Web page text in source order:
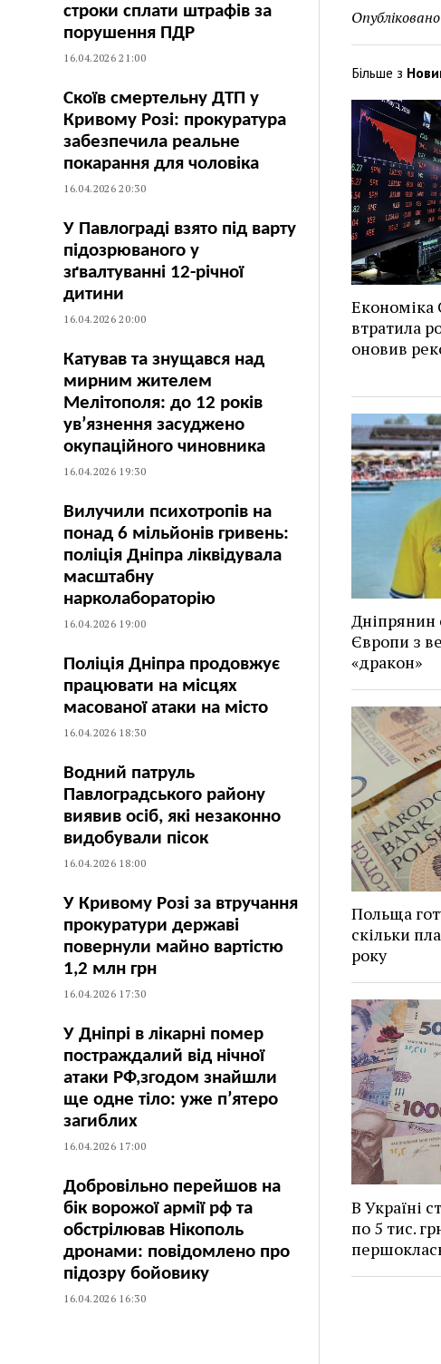
строки сплати штрафів за
порушення ПДР
16.04.2026 21:00
Скоїв смертельну ДТП у
Кривому Розі: прокуратура
забезпечила реальне
покарання для чоловіка
16.04.2026 20:30
У Павлограді взято під варту
підозрюваного у
зґвалтуванні 12-річної
дитини
16.04.2026 20:00
Катував та знущався над
мирним жителем
Мелітополя: до 12 років
ув’язнення засуджено
окупаційного чиновника
16.04.2026 19:30
Вилучили психотропів на
понад 6 мільйонів гривень:
поліція Дніпра ліквідувала
масштабну
нарколабораторію
16.04.2026 19:00
Поліція Дніпра продовжує
працювати на місцях
масованої атаки на місто
16.04.2026 18:30
Водний патруль
Павлоградського району
виявив осіб, які незаконно
видобували пісок
16.04.2026 18:00
У Кривому Розі за втручання
прокуратури державі
повернули майно вартістю
1,2 млн грн
16.04.2026 17:30
У Дніпрі в лікарні помер
постраждалий від нічної
атаки РФ,згодом знайшли
ще одне тіло: уже п’ятеро
загиблих
16.04.2026 17:00
Добровільно перейшов на
бік ворожої армії рф та
обстрілював Нікополь
дронами: повідомлено про
підозру бойовику
16.04.2026 16:30
Більше з
втратила
оновив
Дніпрянин
Європи з
«дракон»
Польща
скільки
року
В Україні
по 5 тис.